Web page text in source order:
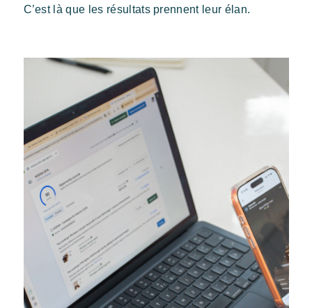
C’est là que les résultats prennent leur élan.